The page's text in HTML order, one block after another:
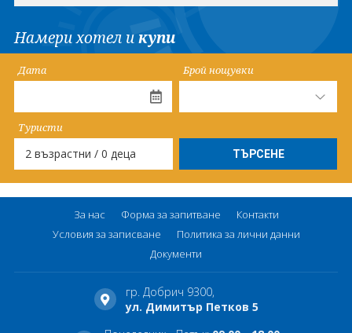
Намери хотел икупи
Дата Брой нощувки
Туристи
2 възрастни / 0 деца
За нас Форма за запитване
Контакти
Условия за записване
Политика за лични данни
Документи
гр. Добрич 9300,
ул. Димитър Петков 5